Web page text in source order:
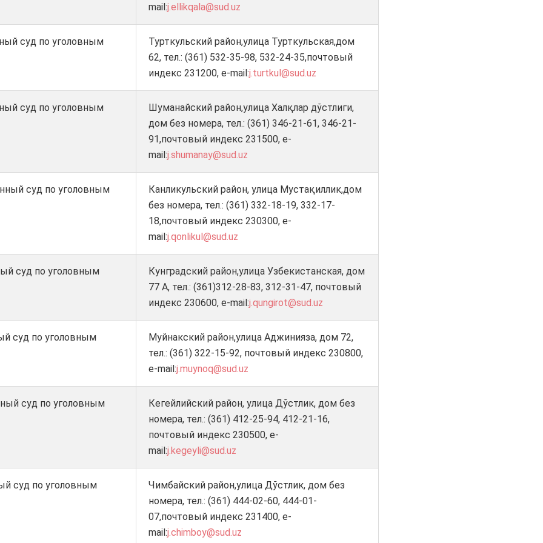
mail:j.ellikqala@sud.uz
суд по уголовным
Турткульский район,улица Турткульская,дом
62, тел.: (361) 532-35-98, 532-24-35,почтовый
индекс 231200, e-mail:j.turtkul@sud.uz
суд по уголовным
Шуманайский район,улица Халқлар дўстлиги,
дом без номера, тел.: (361) 346-21-61, 346-21-
91,почтовый индекс 231500, e-
mail:j.shumanay@sud.uz
суд по уголовным
Канликульский район, улица Мустақиллик,дом
без номера, тел.: (361) 332-18-19, 332-17-
18,почтовый индекс 230300, e-
mail:j.qonlikul@sud.uz
суд по уголовным
Кунградский район,улица Узбекистанская, дом
77 А, тел.: (361)312-28-83, 312-31-47, почтовый
индекс 230600, e-mail:j.qungirot@sud.uz
суд по уголовным
Муйнакский район,улица Аджинияза, дом 72,
тел.: (361) 322-15-92, почтовый индекс 230800,
e-mail:j.muynoq@sud.uz
суд по уголовным
Кегейлийский район, улица Дўстлик, дом без
номера, тел.: (361) 412-25-94, 412-21-16,
почтовый индекс 230500, e-
mail:j.kegeyli@sud.uz
суд по уголовным
Чимбайский район,улица Дўстлик, дом без
номера, тел.: (361) 444-02-60, 444-01-
07,почтовый индекс 231400, e-
mail:j.chimboy@sud.uz